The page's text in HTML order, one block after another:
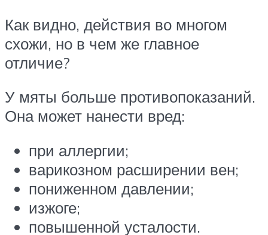
Как видно, действия во многом
схожи, но в чем же главное
отличие?
У мяты больше противопоказаний.
Она может нанести вред:
при аллергии;
варикозном расширении вен;
пониженном давлении;
изжоге;
повышенной усталости.